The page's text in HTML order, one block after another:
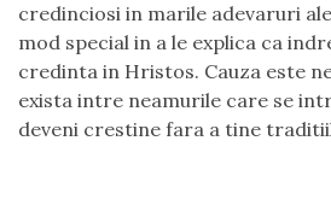
credinciosi in marile adevaruri
mod special in a le explica ca
credinta in Hristos. Cauza este
exista intre neamurile care se
deveni crestine fara a tine